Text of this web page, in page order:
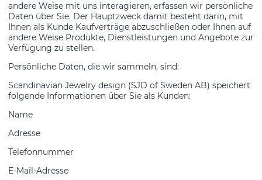
andere Weise mit uns interagieren, erfassen wir persönliche
Daten über Sie. Der Hauptzweck damit besteht darin, mit
Ihnen als Kunde Kaufverträge abzuschließen oder Ihnen auf
andere Weise Produkte, Dienstleistungen und Angebote zur
Verfügung zu stellen.
Persönliche Daten, die wir sammeln, sind:
Scandinavian Jewelry design (SJD of Sweden AB) speichert
folgende Informationen über Sie als Kunden:
Name
Adresse
Telefonnummer
E-Mail-Adresse